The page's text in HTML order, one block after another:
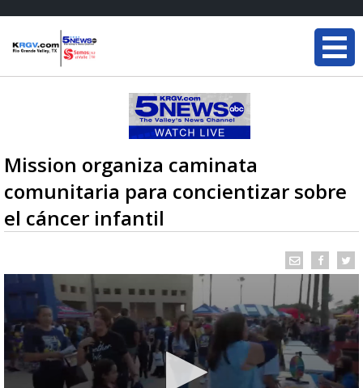
Mission organiza caminata
comunitaria para concientizar sobre
el cáncer infantil